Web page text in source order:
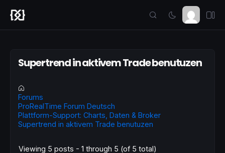
Supertrend in aktivem Trade benutuzen
Forums
ProRealTime Forum Deutsch
Plattform-Support: Charts, Daten & Broker
Supertrend in aktivem Trade benutuzen
Viewing 5 posts - 1 through 5 (of 5 total)